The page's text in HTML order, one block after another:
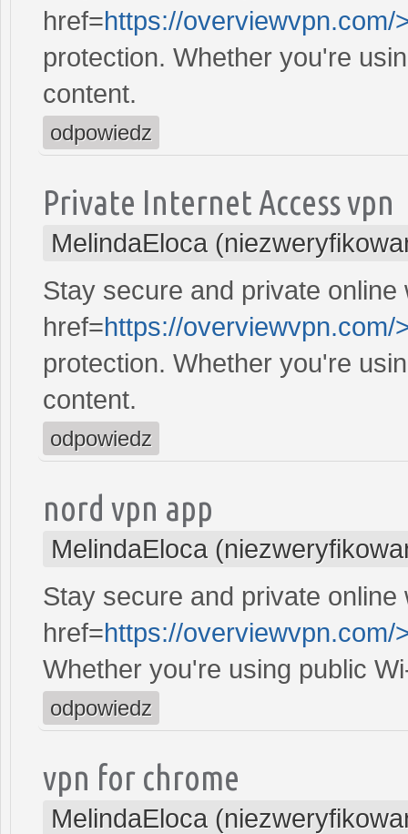
href=https://overviewvpn.com/
protection. Whether you're
content.
odpowiedz
Private Internet Access vpn
MelindaEloca
Stay secure and private online
href=https://overviewvpn.com/
protection. Whether you're
content.
odpowiedz
nord vpn app
MelindaEloca
Stay secure and private online
href=https://overviewvpn.com/
Whether you're using public
odpowiedz
vpn for chrome
MelindaEloca